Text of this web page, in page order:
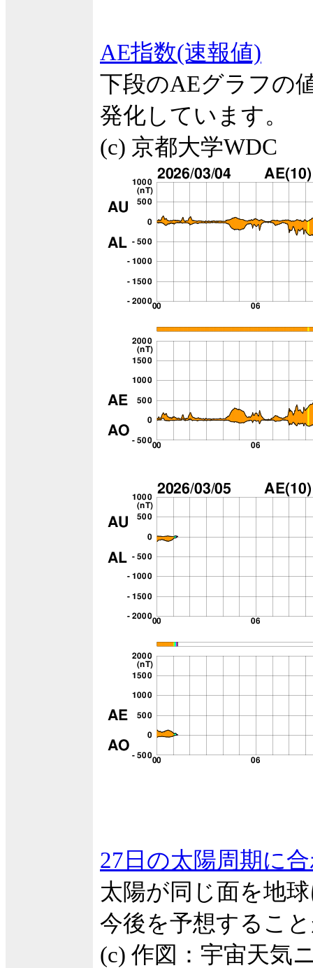
AE指数(速報値)
下段のAEグラフの
発化しています。
(c) 京都大学WDC
27日の太陽周期に
太陽が同じ面を地
今後を予想するこ
(c) 作図：宇宙天気